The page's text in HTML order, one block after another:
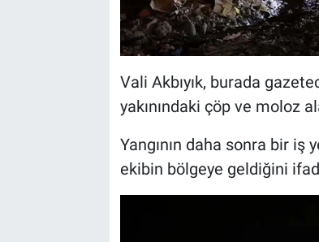
Vali Akbıyık, burada
yakınındaki çöp ve moloz
Yangının daha sonra bir iş
ekibin bölgeye geldiğini